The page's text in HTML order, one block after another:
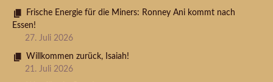
Frische Energie für die Miners: Ronney Ani kommt nach
Essen!
27. Juli 2026
Willkommen zurück, Isaiah!
21. Juli 2026